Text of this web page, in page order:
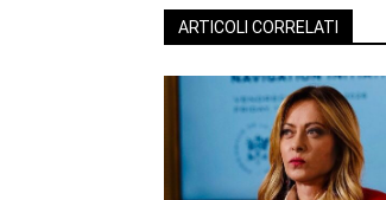
ARTICOLI CORRELATI